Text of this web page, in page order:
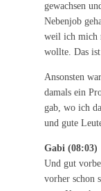
gewachsen
Nebenjob
weil ich mich
wollte. Das ist
Ansonsten
damals ein
gab, wo ich
und gute
Gabi (08:03)
Und gut
vorher schon